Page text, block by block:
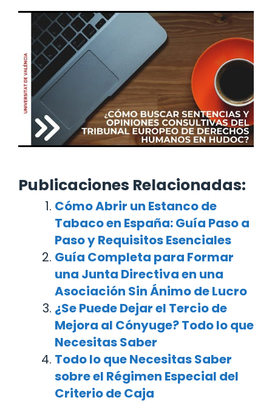
Publicaciones Relacionadas:
Cómo Abrir un Estanco de
Tabaco en España: Guía Paso a
Paso y Requisitos Esenciales
Guía Completa para Formar
una Junta Directiva en una
Asociación Sin Ánimo de Lucro
¿Se Puede Dejar el Tercio de
Mejora al Cónyuge? Todo lo que
Necesitas Saber
Todo lo que Necesitas Saber
sobre el Régimen Especial del
Criterio de Caja